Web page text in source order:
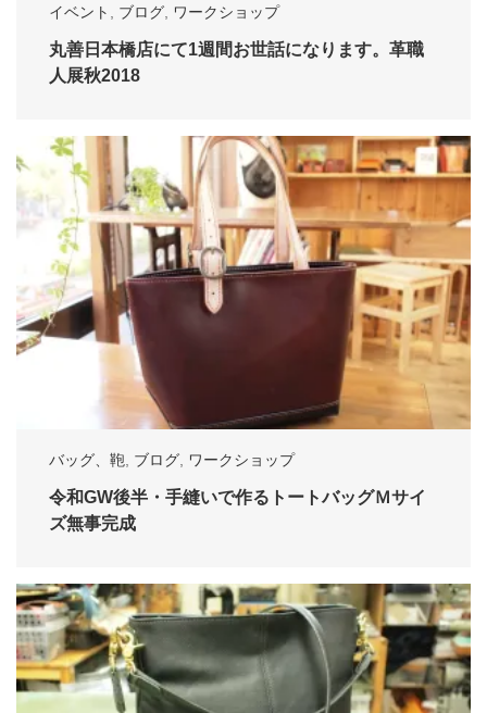
イベント , ブログ, ワークショップ
丸善日本橋店にて1週間お世話になります。革職
人展秋2018
バッグ、鞄 ブログ ワークショップ
令和GW後半・手縫いで作るトートバッグＭサイ
ズ無事完成